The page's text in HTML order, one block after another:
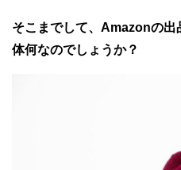
そこまでして、Amazonの出
体何なのでしょうか？